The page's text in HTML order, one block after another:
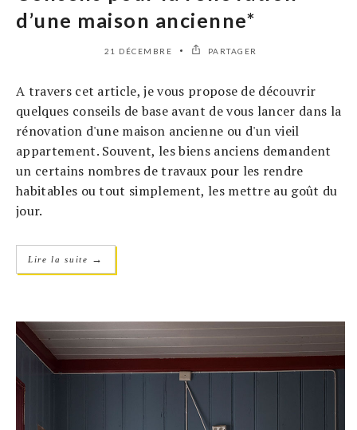
d’une maison ancienne*
21 DÉCEMBRE PARTAGER
A travers cet article, je vous propose de découvrir
quelques conseils de base avant de vous lancer dans la
rénovation d'une maison ancienne ou d'un vieil
appartement. Souvent, les biens anciens demandent
un certains nombres de travaux pour les rendre
habitables ou tout simplement, les mettre au goût du
jour.
Lire la suite →